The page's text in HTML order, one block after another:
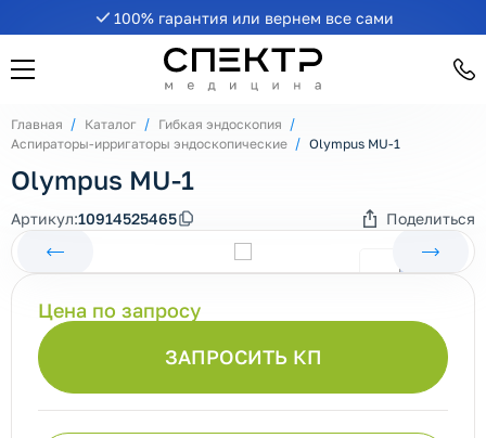
100% гарантия или вернем все сами
Главная Каталог
Гибкая эндоскопия
Аспираторы-ирригаторы эндоскопические
Olympus MU-1
Olympus MU-1
Артикул:10914525465 Поделиться
ЗАПРОСИТЬ КП
Цена по запросу